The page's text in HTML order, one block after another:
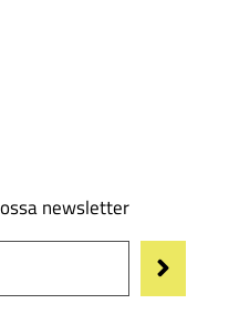
newsletter